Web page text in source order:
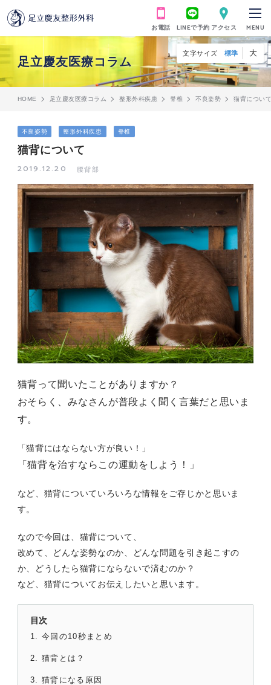
お電話 アクセス
LINEで予約 MENU
文字サイズ 標準 大
足立慶友医療コラム
HOME 足立慶友医療コラム 整形外科疾患 脊椎 不良姿勢 猫背につい
不良姿勢 整形外科疾患 脊椎
猫背について
2019.12.20 腰背部
猫背って聞いたことがありますか？
おそらく、みなさんが普段よく聞く言葉だと思いま
す。
「猫背にはならない方が良い！」
「猫背を治すならこの運動をしよう！」
など、猫背についていろいろな情報をご存じかと思いま
す。
なので今回は、猫背について、
改めて、どんな姿勢なのか、どんな問題を引き起こすの
か、どうしたら猫背にならないで済むのか？
など、猫背についてお伝えしたいと思います。
目次
今回の10秒まとめ
猫背とは？
猫背になる原因